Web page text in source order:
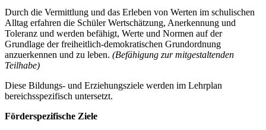
Durch die Vermittlung und das Erleben von Werten im schulischen
Alltag erfahren die Schüler Wertschätzung, Anerkennung und
Toleranz und werden befähigt, Werte und Normen auf der
Grundlage der freiheitlich-demokratischen Grundordnung
anzuerkennen und zu leben. (Befähigung zur mitgestaltenden
Teilhabe)
Diese Bildungs- und Erziehungsziele werden im Lehrplan
bereichsspezifisch untersetzt.
Förderspezifische Ziele